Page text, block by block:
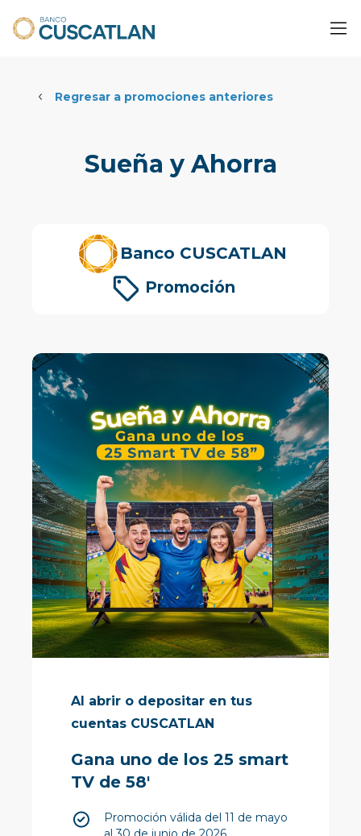
Regresar a promociones anteriores
Sueña y Ahorra
Banco CUSCATLAN
Promoción
Al abrir o depositar en tus
cuentas CUSCATLAN
Gana uno de los 25 smart
TV de 58'
Promoción válida del 11 de mayo